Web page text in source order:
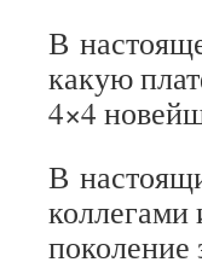
В
какую
4×4
В
коллегами
поколение